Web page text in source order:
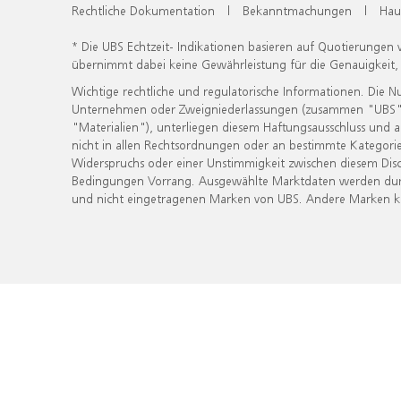
Rechtliche Dokumentation | Bekanntmachungen |
* Die UBS Echtzeit- Indikationen basieren auf
übernimmt dabei keine Gewährleistung für die
Wichtige rechtliche und regulatorische Informationen. Die
Unternehmen oder Zweigniederlassungen (zusammen
"Materialien"), unterliegen diesem Haftungsausschluss
nicht in allen Rechtsordnungen oder an bestimmte
Widerspruchs oder einer Unstimmigkeit zwischen diesem
Bedingungen Vorrang. Ausgewählte Marktdaten werden
und nicht eingetragenen Marken von UBS. Andere Marken